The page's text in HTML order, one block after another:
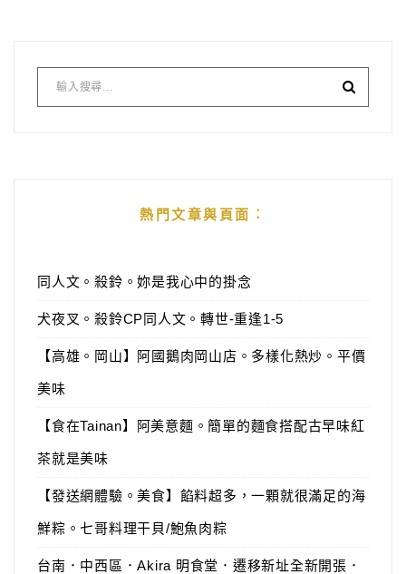
熱門文章與頁面︰
同人文。殺鈴。妳是我心中的掛念
犬夜叉。殺鈴CP同人文。轉世-重逢1-5
【高雄。岡山】阿國鵝肉岡山店。多樣化熱炒。平價
美味
【食在Tainan】阿美意麵。簡單的麵食搭配古早味紅
茶就是美味
【發送網體驗。美食】餡料超多，一顆就很滿足的海
鮮粽。七哥料理干貝/鮑魚肉粽
台南．中西區．Akira 明食堂．遷移新址全新開張．